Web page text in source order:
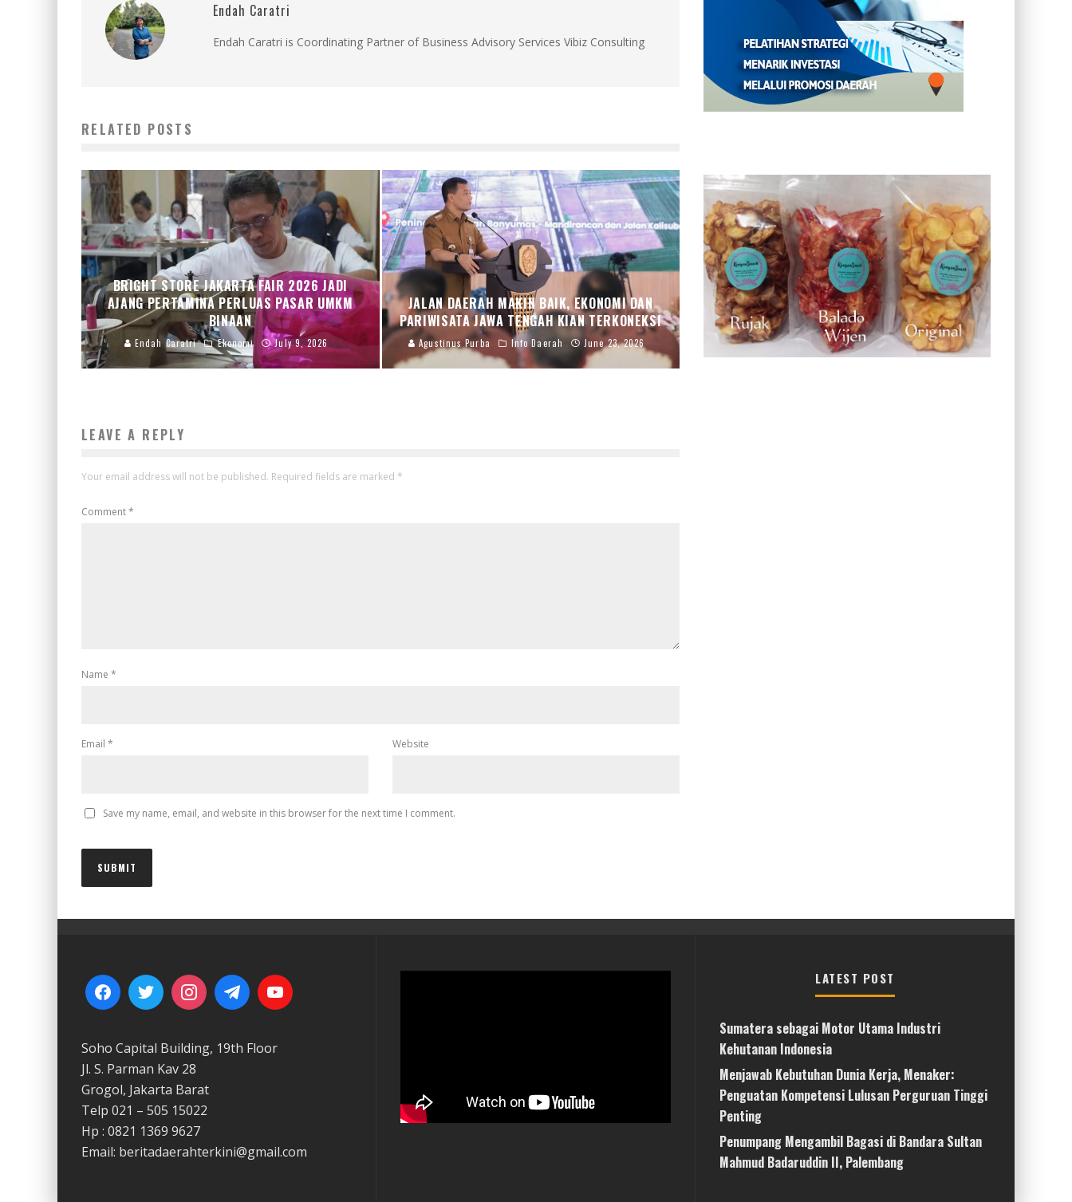
Endah Caratri
Endah Caratri is Coordinating Partner of Business Advisory Services Vibiz Consulting
RELATED POSTS
BRIGHT STORE JAKARTA FAIR 2026 JADI
AJANG PERTAMINA PERLUAS PASAR UMKM
BINAAN
Endah Caratri Ekonomi July 9, 2026
JALAN DAERAH MAKIN BAIK, EKONOMI DAN
PARIWISATA JAWA TENGAH KIAN TERKONEKSI
Agustinus Purba Info Daerah June 23, 2026
LEAVE A REPLY
Your email address will not be published. Required fields are marked *
Comment*
Name *
Email * Website
Save my name, email, and website in this browser for the next time I comment.
Soho Capital Building, 19th Floor
Jl. S. Parman Kav 28
Grogol, Jakarta Barat
Telp 021 – 505 15022
Hp : 0821 1369 9627
Email: beritadaerahterkini@gmail.com
LATEST POST
Sumatera sebagai Motor Utama Industri
Kehutanan Indonesia
Menjawab Kebutuhan Dunia Kerja, Menaker:
Penguatan Kompetensi Lulusan Perguruan Tinggi
Penting
Penumpang Mengambil Bagasi di Bandara Sultan
Mahmud Badaruddin II, Palembang